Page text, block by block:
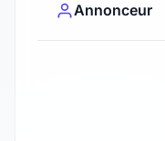
Annonceur